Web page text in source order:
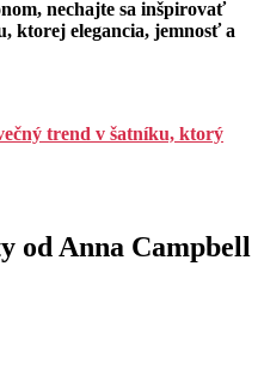
nechajte sa inšpirovať
ktorej elegancia, jemnosť a
trend v šatníku, ktorý
od Anna Campbell